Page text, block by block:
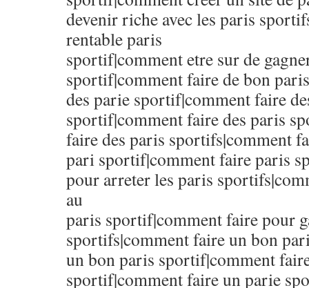
devenir riche avec les paris
rentable paris
sportif|comment etre sur de
sportif|comment faire de bon
des parie sportif|comment faire
sportif|comment faire des paris
faire des paris sportifs|comment
pari sportif|comment faire paris
pour arreter les paris
au
paris sportif|comment faire pour
sportifs|comment faire un bon
un bon paris sportif|comment
sportif|comment faire un parie